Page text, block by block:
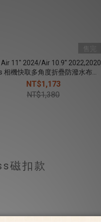
Air 11" 2024/Air 10.9'' 2022,2020
相機快取多角度折疊防潑水布紋
保護殼(磁扣) - 冰川藍
NT$1,173
NT$1,380
磁扣款